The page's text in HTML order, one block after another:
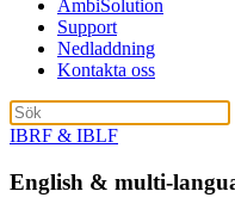
AmbiSolution
Support
Nedladdning
Kontakta oss
IBRF & IBLF
English & multi-